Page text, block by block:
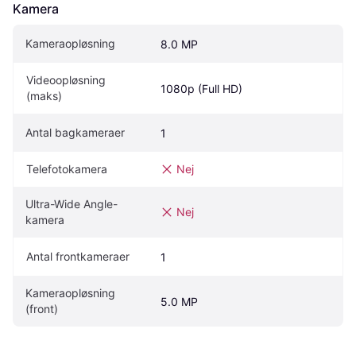
Kamera
Kameraopløsning 8.0 MP
Videoopløsning
(maks)
1080p (Full HD)
Antal bagkameraer 1
Telefotokamera Nej
Ultra-Wide Angle-
kamera
Nej
Antal frontkameraer 1
Kameraopløsning
(front)
5.0 MP